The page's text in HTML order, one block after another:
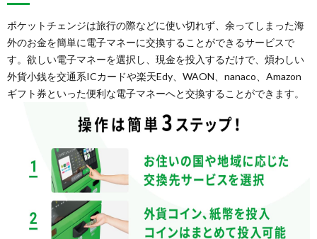
ポケットチェンジは旅行の際などに使い切れず、余ってしまった海
外のお金を簡単に電子マネーに交換することができるサービスで
す。欲しい電子マネーを選択し、現金を投入するだけで、煩わしい
外貨小銭を交通系ICカードや楽天Edy、WAON、nanaco、Amazon
ギフト券といった便利な電子マネーへと交換することができます。